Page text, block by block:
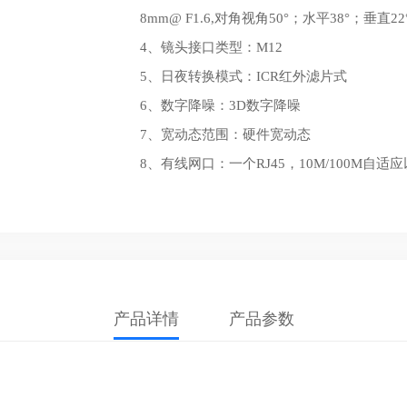
8mm@ F1.6,对角视角50°；水平38°；垂直
4、镜头接口类型：M12
5、日夜转换模式：ICR红外滤片式
6、数字降噪：3D数字降噪
7、宽动态范围：硬件宽动态
8、有线网口：一个RJ45，10M/100M自适应
产品详情 产品参数